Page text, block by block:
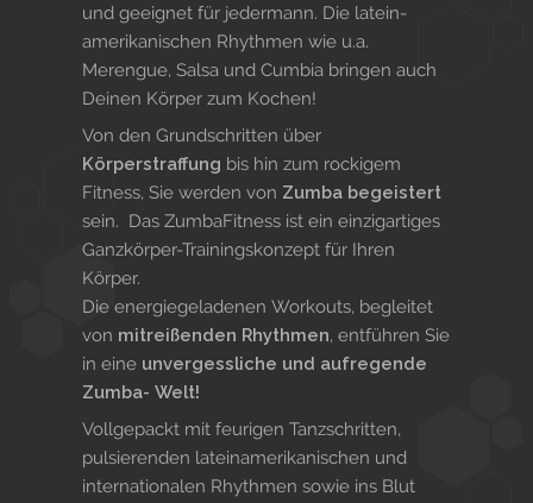
und geeignet für jedermann. Die latein-
amerikanischen Rhythmen wie u.a.
Merengue, Salsa und Cumbia bringen auch
Deinen Körper zum Kochen!
Von den Grundschritten über
Körperstraffung bis hin zum rockigem
Fitness, Sie werden von Zumba begeistert
sein. Das ZumbaFitness ist ein einzigartiges
Ganzkörper-Trainingskonzept für Ihren
Körper.
Die energiegeladenen Workouts, begleitet
von mitreißenden Rhythmen, entführen Sie
in eine unvergessliche und aufregende
Zumba- Welt!
Vollgepackt mit feurigen Tanzschritten,
pulsierenden lateinamerikanischen und
internationalen Rhythmen sowie ins Blut